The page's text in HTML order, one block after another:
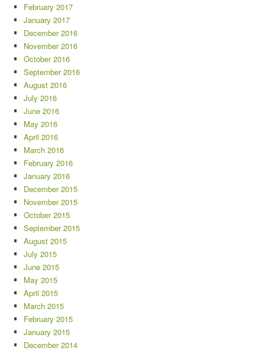
February 2017
January 2017
December 2016
November 2016
October 2016
September 2016
August 2016
July 2016
June 2016
May 2016
April 2016
March 2016
February 2016
January 2016
December 2015
November 2015
October 2015
September 2015
August 2015
July 2015
June 2015
May 2015
April 2015
March 2015
February 2015
January 2015
December 2014